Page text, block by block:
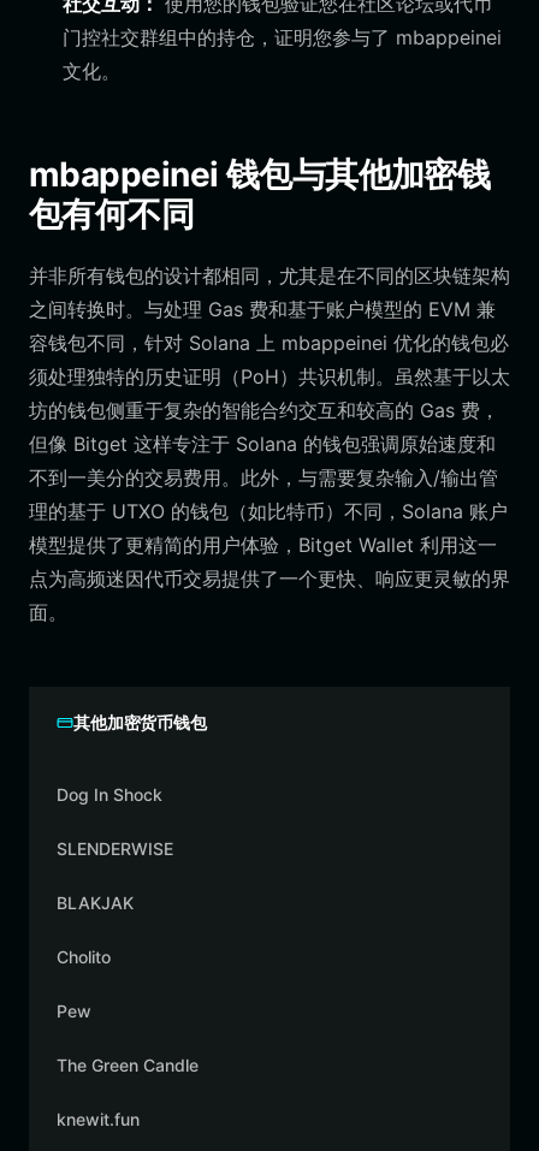
门控社交群组中的持仓，证明您参与了 mbappeinei
文化。
mbappeinei 钱包与其他加密钱
包有何不同
并非所有钱包的设计都相同，尤其是在不同的区块链架构
之间转换时。与处理 Gas 费和基于账户模型的 EVM 兼
容钱包不同，针对 Solana 上 mbappeinei 优化的钱包必
须处理独特的历史证明（PoH）共识机制。虽然基于以太
坊的钱包侧重于复杂的智能合约交互和较高的 Gas 费，
但像 Bitget 这样专注于 Solana 的钱包强调原始速度和
不到一美分的交易费用。此外，与需要复杂输入/输出管
理的基于 UTXO 的钱包（如比特币）不同，Solana 账户
模型提供了更精简的用户体验，Bitget Wallet 利用这一
点为高频迷因代币交易提供了一个更快、响应更灵敏的界
面。
其他加密货币钱包
Dog In Shock
SLENDERWISE
BLAKJAK
Cholito
Pew
The Green Candle
knewit.fun